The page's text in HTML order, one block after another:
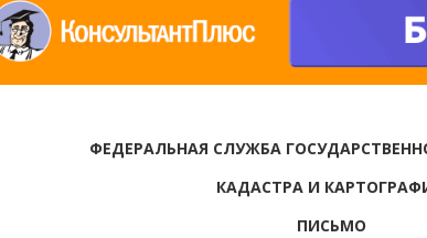
ФЕДЕРАЛЬНАЯ СЛУЖБА
КАДАСТРА И
ПИСЬМО